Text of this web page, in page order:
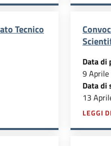
Tecnico
DI CONVOCAZIONE
Data di
9
Data di
13
LEGGI